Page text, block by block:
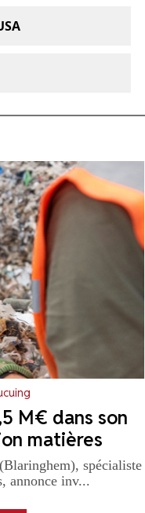
M€ dans son
matières
spécialiste
annonce inv...